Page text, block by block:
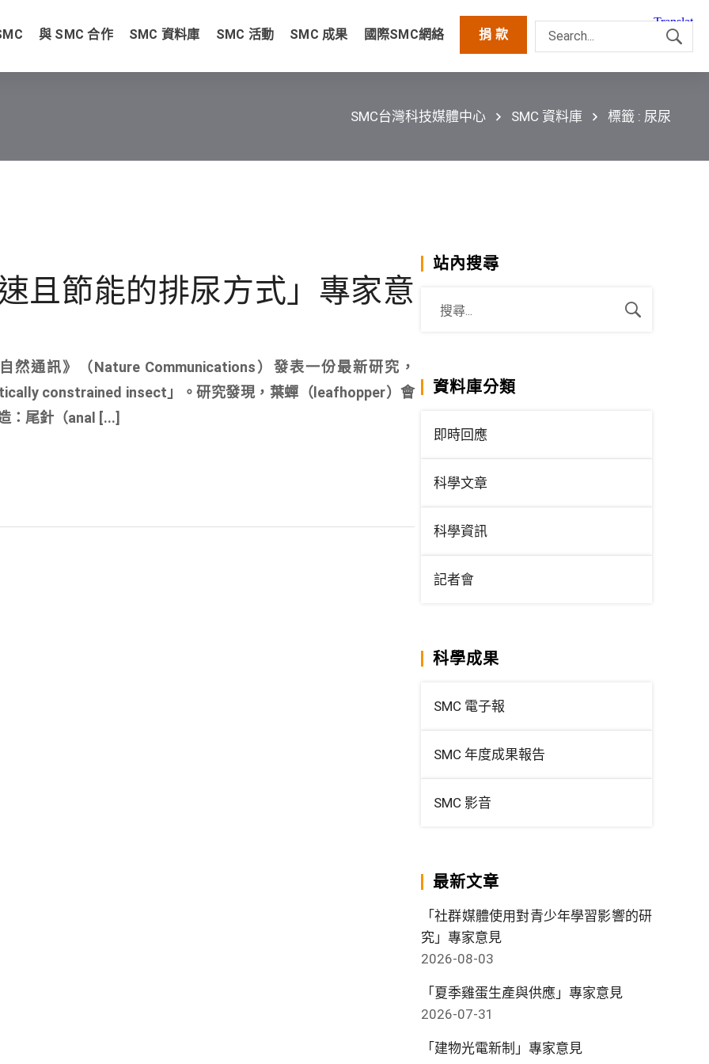
與 SMC 合作 SMC 資料庫 SMC 活動 SMC 成果 國際SMC網絡 捐 款
SMC台灣科技媒體中心 SMC 資料庫 標籤 : 尿尿
且節能的排尿方式」專家意
然通訊》（Nature Communications）發表一份最新研究，
constrained insect」。研究發現，葉蟬（leafhopper）會
：尾針（anal [...]
站內搜尋
資料庫分類
即時回應
科學文章
科學資訊
記者會
科學成果
SMC 電子報
SMC 年度成果報告
SMC 影音
最新文章
「社群媒體使用對青少年學習影響的研
究」專家意見
2026-08-03
「夏季雞蛋生產與供應」專家意見
2026-07-31
「建物光電新制」專家意見